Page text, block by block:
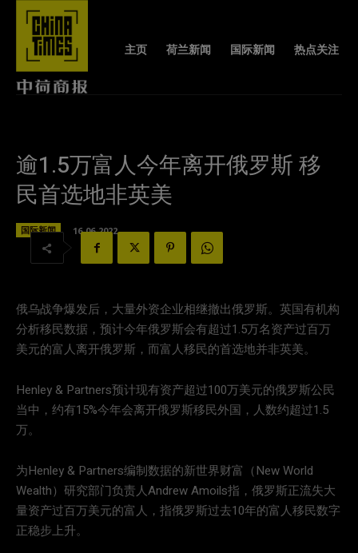
主页 荷兰新闻 国际新闻 热点关注
逾1.5万富人今年离开俄罗斯 移
民首选地非英美
国际新闻 16-06-2022
俄乌战争爆发后，大量外资企业相继撤出俄罗斯。英国有机构
分析移民数据，预计今年俄罗斯会有超过1.5万名资产过百万
美元的富人离开俄罗斯，而富人移民的首选地并非英美。
Henley & Partners预计现有资产超过100万美元的俄罗斯公民
当中，约有15%今年会离开俄罗斯移民外国，人数约超过1.5
万。
为Henley & Partners编制数据的新世界财富（New World
Wealth）研究部门负责人Andrew Amoils指，俄罗斯正流失大
量资产过百万美元的富人，指俄罗斯过去10年的富人移民数字
正稳步上升。